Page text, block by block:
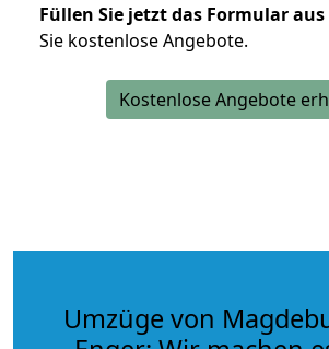
Füllen Sie jetzt das Formular aus
Sie kostenlose Angebote.
Kostenlose Angebote
Umzüge von